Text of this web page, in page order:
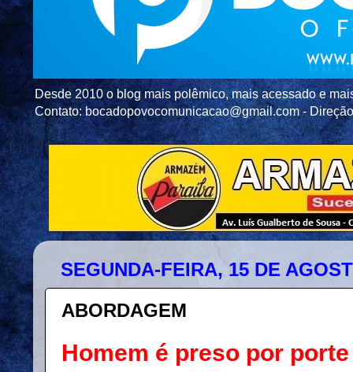
Desde 2010 o blog mais polêmico, mais acessado e
Contato: bocadopovocomunicacao@gmail.com -
SEGUNDA-FEIRA, 15 DE
ABORDAGEM
Homem é preso por